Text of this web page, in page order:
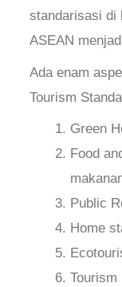
standarisasi di
ASEAN
Ada enam
Tourism
Green
Food
Public
Home
Tourism